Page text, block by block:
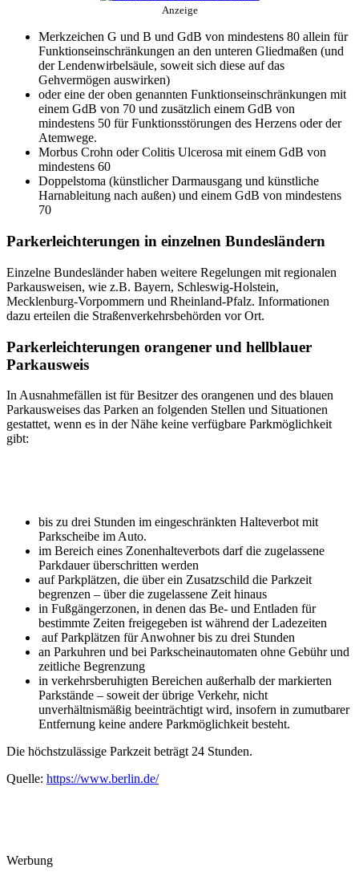
Anzeige
Merkzeichen G und B und GdB von mindestens 80 allein für
Funktionseinschränkungen an den unteren Gliedmaßen (und
der Lendenwirbelsäule, soweit sich diese auf das
Gehvermögen auswirken)
oder eine der oben genannten Funktionseinschränkungen mit
einem GdB von 70 und zusätzlich einem GdB von
mindestens 50 für Funktionsstörungen des Herzens oder der
Atemwege.
Morbus Crohn oder Colitis Ulcerosa mit einem GdB von
mindestens 60
Doppelstoma (künstlicher Darmausgang und künstliche
Harnableitung nach außen) und einem GdB von mindestens
70
Parkerleichterungen in einzelnen Bundesländern
Einzelne Bundesländer haben weitere Regelungen mit regionalen
Parkausweisen, wie z.B. Bayern, Schleswig-Holstein,
Mecklenburg-Vorpommern und Rheinland-Pfalz. Informationen
dazu erteilen die Straßenverkehrsbehörden vor Ort.
Parkerleichterungen orangener und hellblauer
Parkausweis
In Ausnahmefällen ist für Besitzer des orangenen und des blauen
Parkausweises das Parken an folgenden Stellen und Situationen
gestattet, wenn es in der Nähe keine verfügbare Parkmöglichkeit
gibt:
bis zu drei Stunden im eingeschränkten Halteverbot mit
Parkscheibe im Auto.
im Bereich eines Zonenhalteverbots darf die zugelassene
Parkdauer überschritten werden
auf Parkplätzen, die über ein Zusatzschild die Parkzeit
begrenzen – über die zugelassene Zeit hinaus
in Fußgängerzonen, in denen das Be- und Entladen für
bestimmte Zeiten freigegeben ist während der Ladezeiten
auf Parkplätzen für Anwohner bis zu drei Stunden
an Parkuhren und bei Parkscheinautomaten ohne Gebühr und
zeitliche Begrenzung
in verkehrsberuhigten Bereichen außerhalb der markierten
Parkstände – soweit der übrige Verkehr, nicht
unverhältnismäßig beeinträchtigt wird, insofern in zumutbarer
Entfernung keine andere Parkmöglichkeit besteht.
Die höchstzulässige Parkzeit beträgt 24 Stunden.
Quelle: https://www.berlin.de/
Werbung